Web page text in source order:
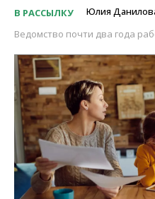
В РАССЫЛКУ Юлия
Ведомство почти два года